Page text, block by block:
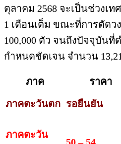
ภาคตะวัน
ออก
50 – 54
ภาคเหนือ 60-63